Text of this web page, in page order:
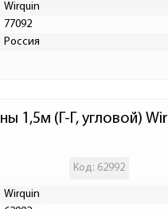
Wirquin
77092
Россия
1,5м (Г-Г, угловой) Wir
Код: 62992
Wirquin